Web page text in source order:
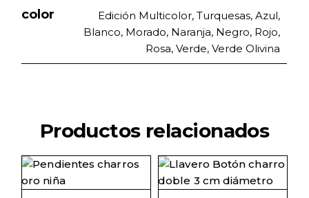
color
Edición Multicolor, Turquesas, Azul,
Blanco, Morado, Naranja, Negro, Rojo,
Rosa, Verde, Verde Olivina
Productos relacionados